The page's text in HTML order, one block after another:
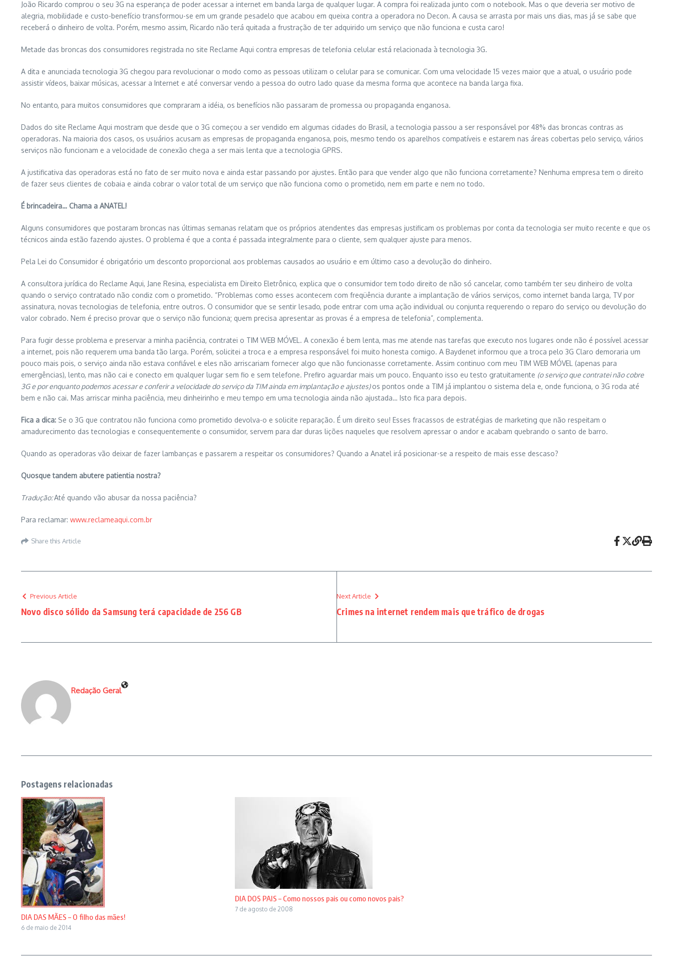
João Ricardo comprou o seu 3G na esperança de poder acessar a internet em banda larga de qualquer lugar. A compra foi realizada junto com o notebook. Mas o que deveria ser motivo de
alegria, mobilidade e custo-benefício transformou-se em um grande pesadelo que acabou em queixa contra a operadora no Decon. A causa se arrasta por mais uns dias, mas já se sabe que
receberá o dinheiro de volta. Porém, mesmo assim, Ricardo não terá quitada a frustração de ter adquirido um serviço que não funciona e custa caro!
Metade das broncas dos consumidores registrada no site Reclame Aqui contra empresas de telefonia celular está relacionada à tecnologia 3G.
A dita e anunciada tecnologia 3G chegou para revolucionar o modo como as pessoas utilizam o celular para se comunicar. Com uma velocidade 15 vezes maior que a atual, o usuário pode
assistir vídeos, baixar músicas, acessar a Internet e até conversar vendo a pessoa do outro lado quase da mesma forma que acontece na banda larga fixa.
No entanto, para muitos consumidores que compraram a idéia, os benefícios não passaram de promessa ou propaganda enganosa.
Dados do site Reclame Aqui mostram que desde que o 3G começou a ser vendido em algumas cidades do Brasil, a tecnologia passou a ser responsável por 48% das broncas contras as
operadoras. Na maioria dos casos, os usuários acusam as empresas de propaganda enganosa, pois, mesmo tendo os aparelhos compatíveis e estarem nas áreas cobertas pelo serviço, vários
serviços não funcionam e a velocidade de conexão chega a ser mais lenta que a tecnologia GPRS.
A justificativa das operadoras está no fato de ser muito nova e ainda estar passando por ajustes. Então para que vender algo que não funciona corretamente? Nenhuma empresa tem o direito
de fazer seus clientes de cobaia e ainda cobrar o valor total de um serviço que não funciona como o prometido, nem em parte e nem no todo.
É brincadeira… Chama a ANATEL!
Alguns consumidores que postaram broncas nas últimas semanas relatam que os próprios atendentes das empresas justificam os problemas por conta da tecnologia ser muito recente e que os
técnicos ainda estão fazendo ajustes. O problema é que a conta é passada integralmente para o cliente, sem qualquer ajuste para menos.
Pela Lei do Consumidor é obrigatório um desconto proporcional aos problemas causados ao usuário e em último caso a devolução do dinheiro.
A consultora jurídica do Reclame Aqui, Jane Resina, especialista em Direito Eletrônico, explica que o consumidor tem todo direito de não só cancelar, como também ter seu dinheiro de volta
quando o serviço contratado não condiz com o prometido. “Problemas como esses acontecem com freqüência durante a implantação de vários serviços, como internet banda larga, TV por
assinatura, novas tecnologias de telefonia, entre outros. O consumidor que se sentir lesado, pode entrar com uma ação individual ou conjunta requerendo o reparo do serviço ou devolução do
valor cobrado. Nem é preciso provar que o serviço não funciona; quem precisa apresentar as provas é a empresa de telefonia”, complementa.
Para fugir desse problema e preservar a minha paciência, contratei o TIM WEB MÓVEL. A conexão é bem lenta, mas me atende nas tarefas que executo nos lugares onde não é possível acessar
a internet, pois não requerem uma banda tão larga. Porém, solicitei a troca e a empresa responsável foi muito honesta comigo. A Baydenet informou que a troca pelo 3G Claro demoraria um
pouco mais pois, o serviço ainda não estava confiável e eles não arriscariam fornecer algo que não funcionasse corretamente. Assim continuo com meu TIM WEB MÓVEL (apenas para
emergências), lento, mas não cai e conecto em qualquer lugar sem fio e sem telefone. Prefiro aguardar mais um pouco. Enquanto isso eu testo gratuitamente (o serviço que contratei não cobre
3G e por enquanto podemos acessar e conferir a velocidade do serviço da TIM ainda em implantação e ajustes)os pontos onde a TIM já implantou o sistema dela e, onde funciona, o 3G roda até
bem e não cai. Mas arriscar minha paciência, meu dinheirinho e meu tempo em uma tecnologia ainda não ajustada… Isto fica para depois.
Fica a dica: Se o 3G que contratou não funciona como prometido devolva-o e solicite reparação. É um direito seu! Esses fracassos de estratégias de marketing que não respeitam o
amadurecimento das tecnologias e consequentemente o consumidor, servem para dar duras lições naqueles que resolvem apressar o andor e acabam quebrando o santo de barro.
Quando as operadoras vão deixar de fazer lambanças e passarem a respeitar os consumidores? Quando a Anatel irá posicionar-se a respeito de mais esse descaso?
Quosque tandem abutere patientia nostra?
Tradução:Até quando vão abusar da nossa paciência?
Para reclamar: www.reclameaqui.com.br
Share this Article
Previous Article
Novo disco sólido da Samsung terá capacidade de 256 GB
Next Article
Crimes na internet rendem mais que tráfico de drogas
Redação Geral
Postagens relacionadas
DIA DAS MÃES – O filho das mães!
6 de maio de 2014
DIA DOS PAIS – Como nossos pais ou como novos pais?
7 de agosto de 2008